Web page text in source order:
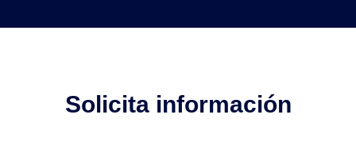
Solicita información